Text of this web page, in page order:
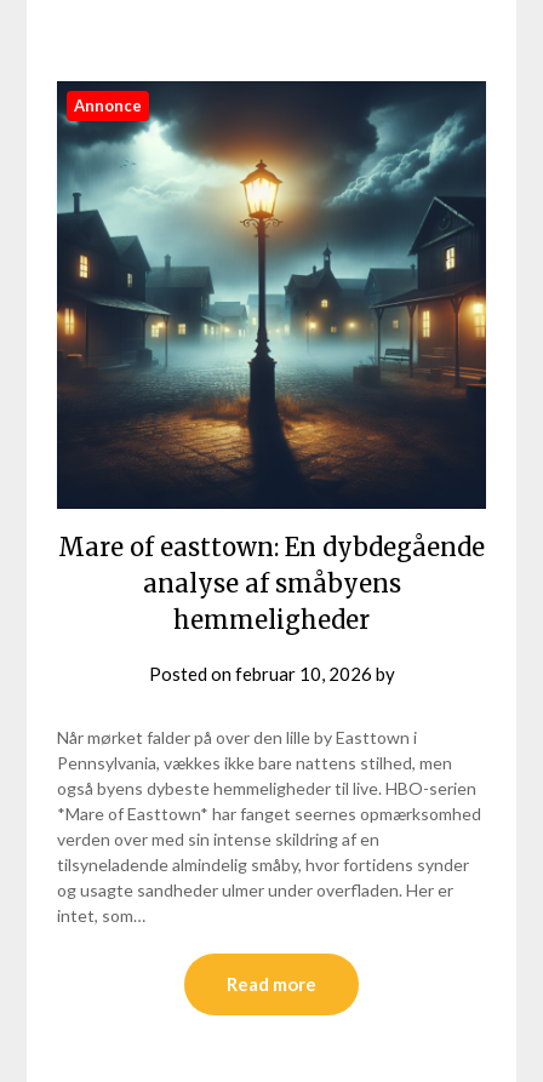
Annonce
Mare of easttown: En dybdegående
analyse af småbyens
hemmeligheder
Posted onfebruar 10, 2026 by
Når mørket falder på over den lille by Easttown i
Pennsylvania, vækkes ikke bare nattens stilhed, men
også byens dybeste hemmeligheder til live. HBO-serien
*Mare of Easttown* har fanget seernes opmærksomhed
verden over med sin intense skildring af en
tilsyneladende almindelig småby, hvor fortidens synder
og usagte sandheder ulmer under overfladen. Her er
intet, som…
Read more